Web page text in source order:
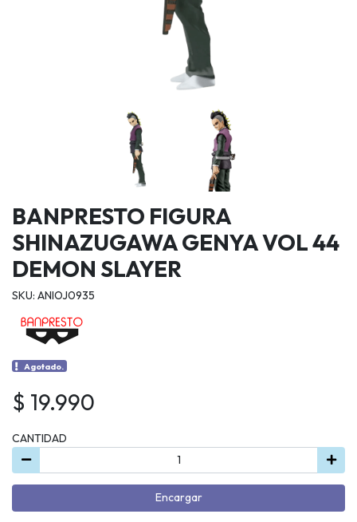
BANPRESTO FIGURA
SHINAZUGAWA GENYA VOL 44
DEMON SLAYER
SKU: ANIOJ0935
Agotado.
$ 19.990
CANTIDAD
Encargar